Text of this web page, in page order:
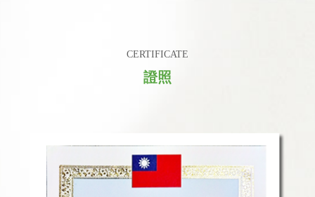
CERTIFICATE
證照